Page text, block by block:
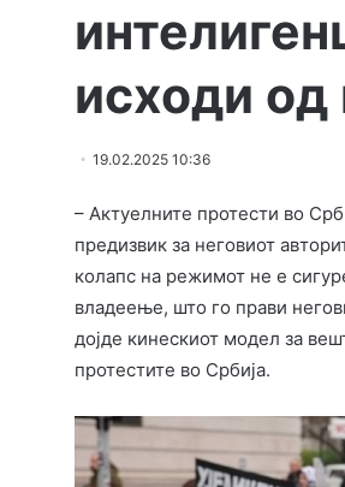
исходи од
19.02.2025 10:36
– Актуелните протести во
предизвик за неговиот
колапс на режимот не е
владеење, што го прави
дојде кинескиот модел за
протестите во Србија.